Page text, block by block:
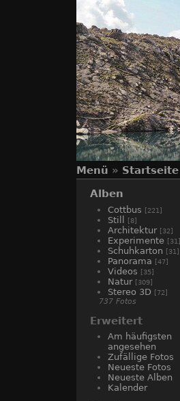
Menü » Startseite
Alben
Cottbus [221]
Still [8]
Architektur [32]
Experimente [31]
Schuhkarton [31]
Panorama [47]
Videos [35]
Natur [309]
Stereo 3D [72]
737 Fotos
Erweitert
Am häufigsten
angesehen
Zufällige Fotos
Neueste Fotos
Neueste Alben
Kalender